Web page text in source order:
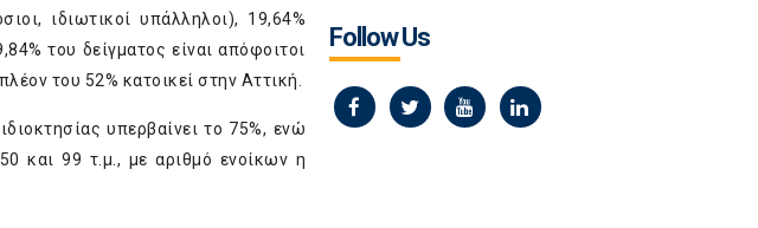
ιδιωτικοί υπάλληλοι), 19,64%
του δείγματος είναι απόφοιτοι
του 52% κατοικεί στην Αττική.
υπερβαίνει το 75%, ενώ
και 99 τ.μ., με αριθμό ενοίκων η
Follow Us